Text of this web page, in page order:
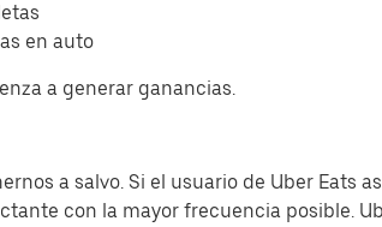
en auto
a generar ganancias.
a salvo. Si el usuario de Uber Eats
con la mayor frecuencia posible.